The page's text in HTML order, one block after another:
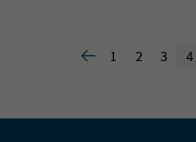
1 2 3 4